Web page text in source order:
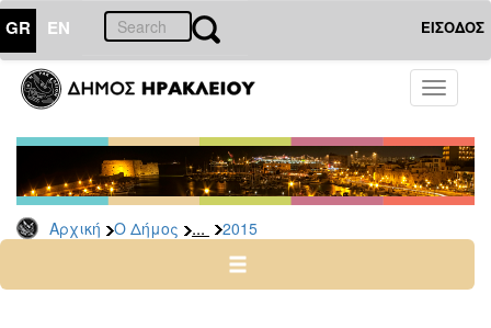
GR EN ΕΙΣΟΔΟΣ
Toggle
Αρχική Ο Δήμος ... 2015
ΔΗΜΟΣ
Δελτία
Τύπου
Αρχείο
2026
2024